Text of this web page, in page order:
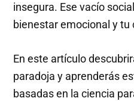
insegura. Ese vacío
bienestar emocional y
En este artículo
paradoja y aprenderás
basadas en la ciencia